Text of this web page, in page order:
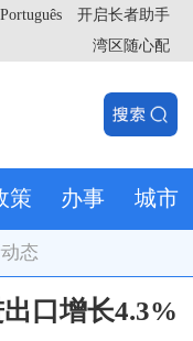
开启长者助手
Português
湾区随心配
策 办事 城市
态
口增长4.3%